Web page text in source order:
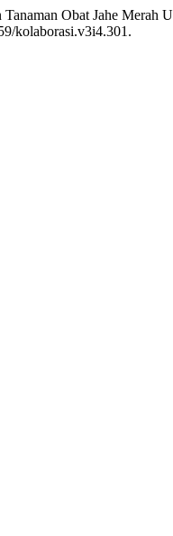
Obat Jahe
kolaborasi.v3i4.301.